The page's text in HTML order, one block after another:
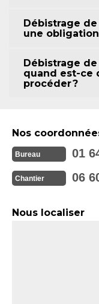
Débistrage
une
Débistrage
quand est-ce
procéder ?
Nos
Bureau 01
Chantier 06
Nous localiser